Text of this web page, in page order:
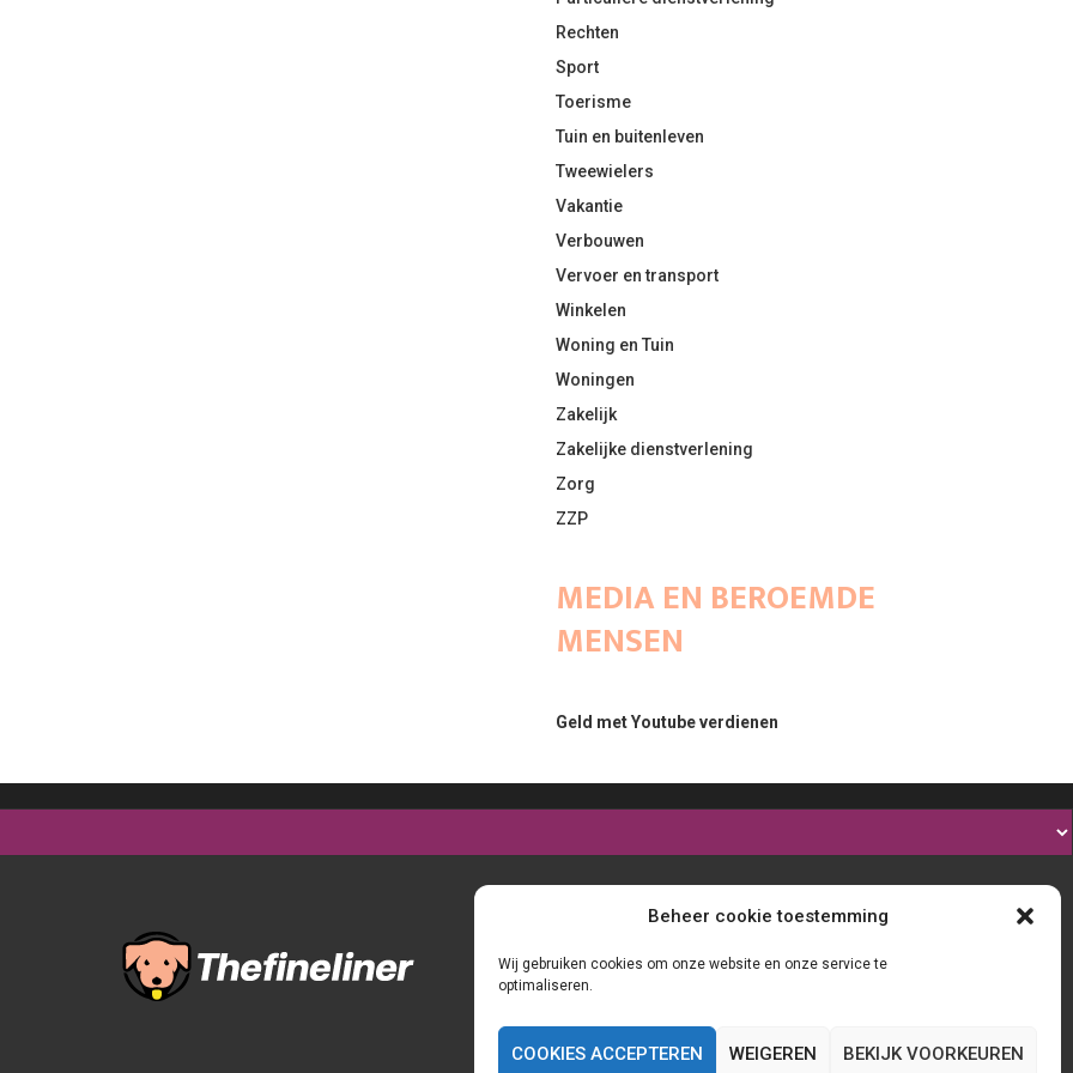
Beheer cookie toestemming
Wij gebruiken cookies om onze website en onze service te
optimaliseren.
COOKIES ACCEPTEREN WEIGEREN BEKIJK VOORKEUREN
Rechten
Sport
Toerisme
Tuin en buitenleven
Tweewielers
Vakantie
Verbouwen
Vervoer en transport
Winkelen
Woning en Tuin
Woningen
Zakelijk
Zakelijke dienstverlening
Zorg
ZZP
MEDIA EN BEROEMDE
MENSEN
Geld met Youtube verdienen